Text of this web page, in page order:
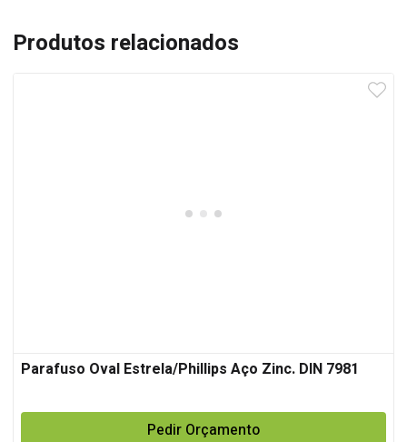
Produtos relacionados
Parafuso Oval Estrela/Phillips Aço Zinc. DIN 7981
Pedir Orçamento